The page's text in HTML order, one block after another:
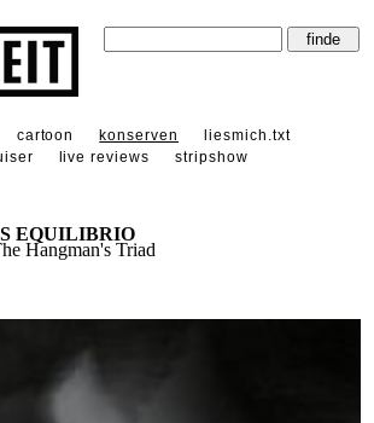
cartoon konserven
liesmich.txt
live reviews
stripshow
EQUILIBRIO
Hangman's Triad